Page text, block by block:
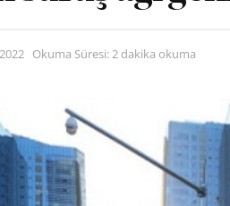
Okuma Süresi: 2 dakika okuma